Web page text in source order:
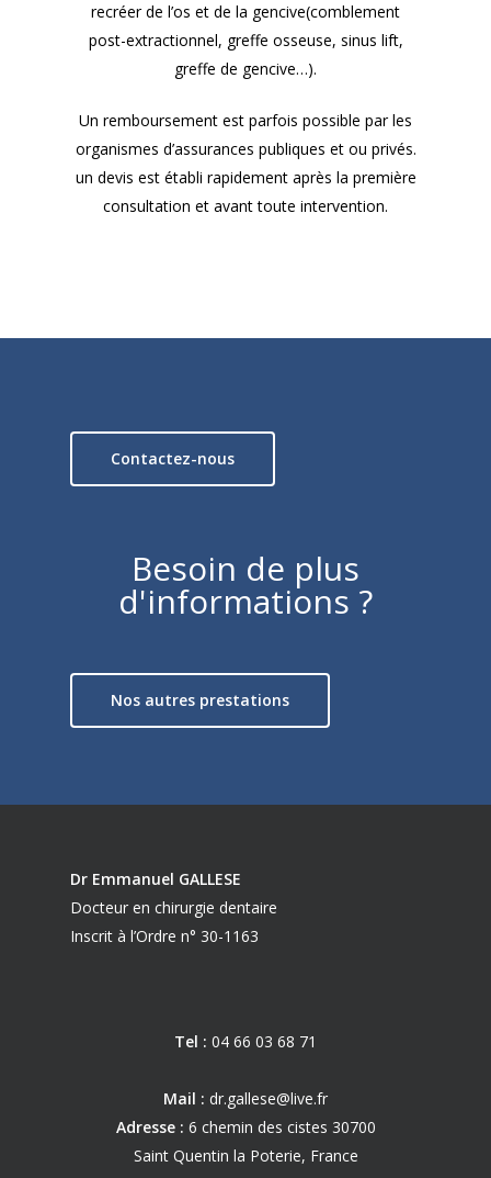
recréer de l’os et de la gencive(comblement
post-extractionnel, greffe osseuse, sinus lift,
greffe de gencive…).
Un remboursement est parfois possible par les
organismes d’assurances publiques et ou privés.
un devis est établi rapidement après la première
consultation et avant toute intervention.
Contactez-nous
Besoin de plus
d'informations ?
Nos autres prestations
Dr Emmanuel GALLESE
Docteur en chirurgie dentaire
Inscrit à l’Ordre n° 30-1163
Tel : 04 66 03 68 71
Mail : dr.gallese@live.fr
Adresse : 6 chemin des cistes 30700
Saint Quentin la Poterie, France